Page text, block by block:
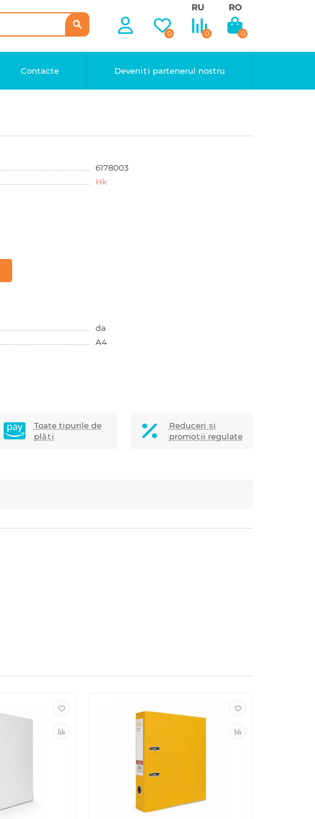
0
RU
0
RO
0
Contacte Deveniți partenerul nostru
6178003
Hk
da
A4
Toate tipurile de
plăți
Reduceri și
promoții regulate